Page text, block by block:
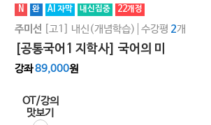
N 완 AI 자막 내신집중 22개정
주미선 [고1] 내신(개념학습) 수강평 2개
[공통국어1 지학사] 국어의 미
강좌89,000원
OT/강의
맛보기